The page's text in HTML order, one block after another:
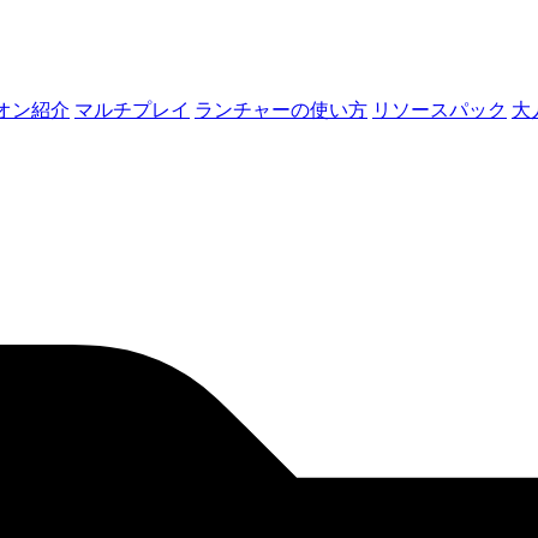
ン紹介 マルチプレイ ランチャーの使い方 リソースパック 大